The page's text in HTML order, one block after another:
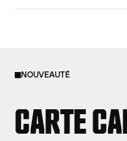
NOUVEAUTÉ
CARTE